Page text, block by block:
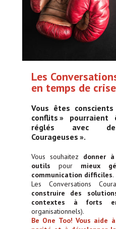
Les
en temps de crise
Vous êtes
conflits »
réglés avec des
Courageuses ».
Vous souhaitez donner
outils pour mieux
communication difficiles.
Les Conversations
construire des
contextes à forts
organisationnels).
Be One Too! Vous aide